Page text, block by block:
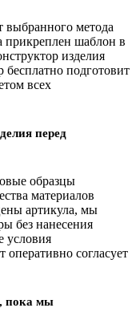
выбранного метода
прикреплен шаблон в
изделия
подготовит
всех
перед
образцы
материалов
артикула, мы
без нанесения
условия
оперативно согласует
пока мы